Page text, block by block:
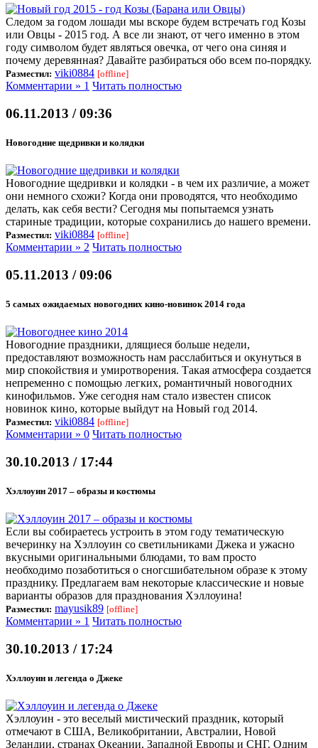
Следом за годом лошади мы вскоре будем встречать год Козы
или Овцы - 2015 год. А все ли знают, от чего именно в этом
году символом будет являться овечка, от чего она синяя и
почему деревянная? Давайте разбираться обо всем по-порядку.
Разместил: viki0884 [offline]
Комментарии » 1 Читать полностью
06.11.2013 / 09:36
Новогодние щедривки и колядки
Новогодние щедривки и колядки - в чем их различие, а может
они немного схожи? Когда они проводятся, что необходимо
делать, как себя вести? Сегодня мы попытаемся узнать
стариные традиции, которые сохранились до нашего времени.
Разместил: viki0884 [offline]
Комментарии » 2 Читать полностью
05.11.2013 / 09:06
5 самых ожидаемых новогодних кино-новинок 2014 года
Новогодние праздники, длящиеся больше недели,
предоставляют возможность нам расслабиться и окунуться в
мир спокойствия и умиротворения. Такая атмосфера создается
непременно с помощью легких, романтичный новогодних
кинофильмов. Уже сегодня нам стало известен список
новинок кино, которые выйдут на Новый год 2014.
Разместил: viki0884 [offline]
Комментарии » 0 Читать полностью
30.10.2013 / 17:44
Хэллоуин 2017 – образы и костюмы
Если вы собираетесь устроить в этом году тематическую
вечеринку на Хэллоуин со светильниками Джека и ужасно
вкусными оригинальными блюдами, то вам просто
необходимо позаботиться о сногсшибательном образе к этому
празднику. Предлагаем вам некоторые классические и новые
варианты образов для празднования Хэллоуина!
Разместил: mayusik89 [offline]
Комментарии » 1 Читать полностью
30.10.2013 / 17:24
Хэллоуин и легенда о Джеке
Хэллоуин - это веселый мистический праздник, который
отмечают в США, Великобритании, Австралии, Новой
Зеландии, странах Океании, Западной Европы и СНГ. Одним